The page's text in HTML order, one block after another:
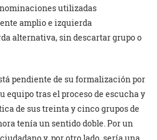
utilizadas
amplio e izquierda
alternativa, sin descartar grupo o
pendiente de su formalización por
equipo tras el proceso de escucha y
de sus treinta y cinco grupos de
tenía un sentido doble. Por un